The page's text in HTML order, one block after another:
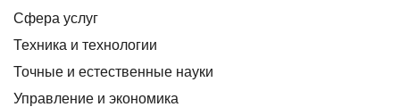
Сфера услуг
Техника и технологии
Точные и естественные науки
Управление и экономика